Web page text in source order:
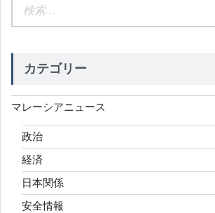
カテゴリー
マレーシアニュース
政治
経済
日本関係
安全情報